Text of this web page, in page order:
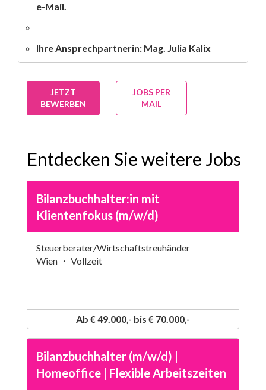
e-Mail.
Ihre Ansprechpartnerin: Mag. Julia Kalix
JETZT
BEWERBEN
JOBS PER
MAIL
Entdecken Sie weitere Jobs
Bilanzbuchhalter:in mit
Klientenfokus (m/w/d)
Steuerberater/Wirtschaftstreuhänder
Wien ・ Vollzeit
Ab € 49.000,- bis € 70.000,-
Bilanzbuchhalter (m/w/d) |
Homeoffice | Flexible Arbeitszeiten